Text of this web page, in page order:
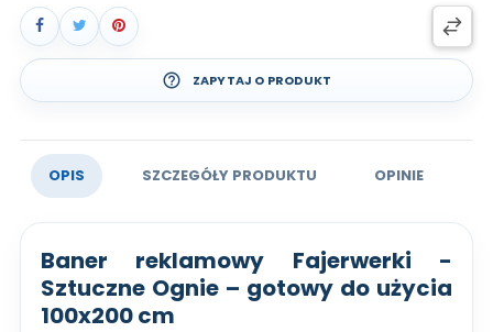
help_outline ZAPYTAJ O PRODUKT
OPIS SZCZEGÓŁY PRODUKTU OPINIE
Baner reklamowy Fajerwerki -
Sztuczne Ognie – gotowy do użycia
100x200 cm